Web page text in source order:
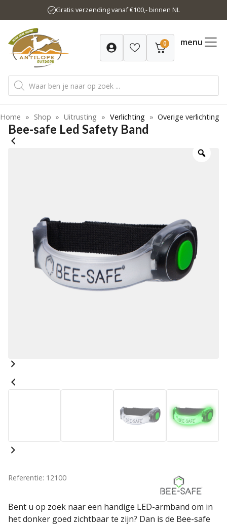
naar
inhoud
Gratis verzending vanaf €100,- binnen NL
0 menu
Producten
zoeken
Home » Shop » Uitrusting » Verlichting » Overige verlichting
Bee-safe Led Safety Band
Referentie: 12100
Bent u op zoek naar een handige LED-armband om in
het donker goed zichtbaar te zijn? Dan is de Bee-safe